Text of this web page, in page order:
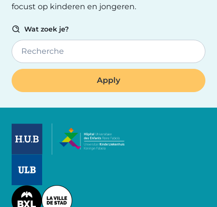
focust op kinderen en jongeren.
Wat zoek je?
Recherche
Image